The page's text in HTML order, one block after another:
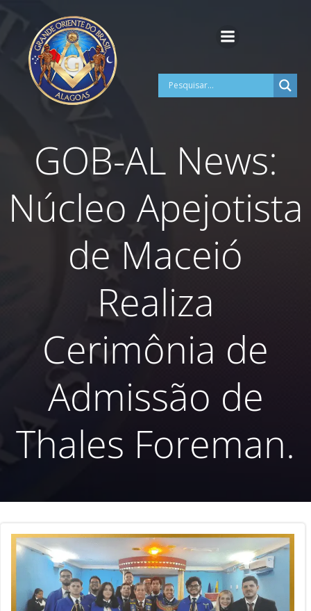
GOB-AL News:
Núcleo Apejotista
de Maceió
Realiza
Cerimônia de
Admissão de
Thales Foreman.